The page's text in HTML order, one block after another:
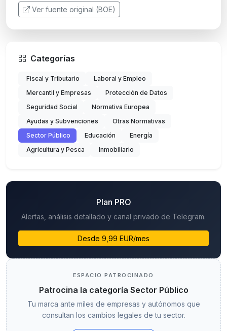
Ver fuente original (BOE)
Categorías
Fiscal y Tributario
Laboral y Empleo
Mercantil y Empresas
Protección de Datos
Seguridad Social
Normativa Europea
Ayudas y Subvenciones
Otras Normativas
Sector Público
Educación
Energía
Agricultura y Pesca
Inmobiliario
Plan PRO
Alertas, análisis detallado y canal privado de Telegram.
Desde 9,99 EUR/mes
ESPACIO PATROCINADO
Patrocina la categoría Sector Público
Tu marca ante miles de empresas y autónomos que
consultan los cambios legales de tu sector.